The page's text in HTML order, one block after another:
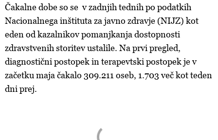
Čakalne dobe so se v zadnjih tednih po podatkih
Nacionalnega inštituta za javno zdravje (NIJZ) kot
eden od kazalnikov pomanjkanja dostopnosti
zdravstvenih storitevustalile. Na prvi pregled,
diagnostični postopek in terapevtski postopek je v
začetku maja čakalo 309.211 oseb, 1.703 več kot teden
dni prej.